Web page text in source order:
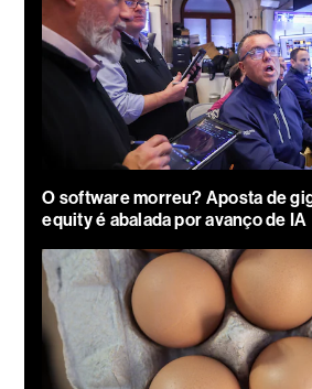
O software morreu? Aposta de
equity é abalada por avanço de IA